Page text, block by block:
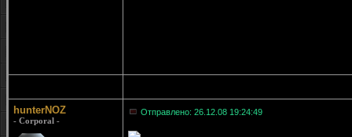
hunterNOZ
- Corporal -
Отправлено: 26.12.08 19:24:49